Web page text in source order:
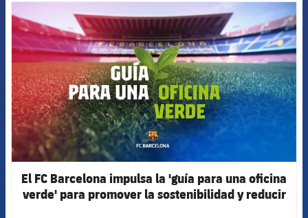
El FC Barcelona impulsa la 'guía para una oficina
verde' para promover la sostenibilidad y reducir